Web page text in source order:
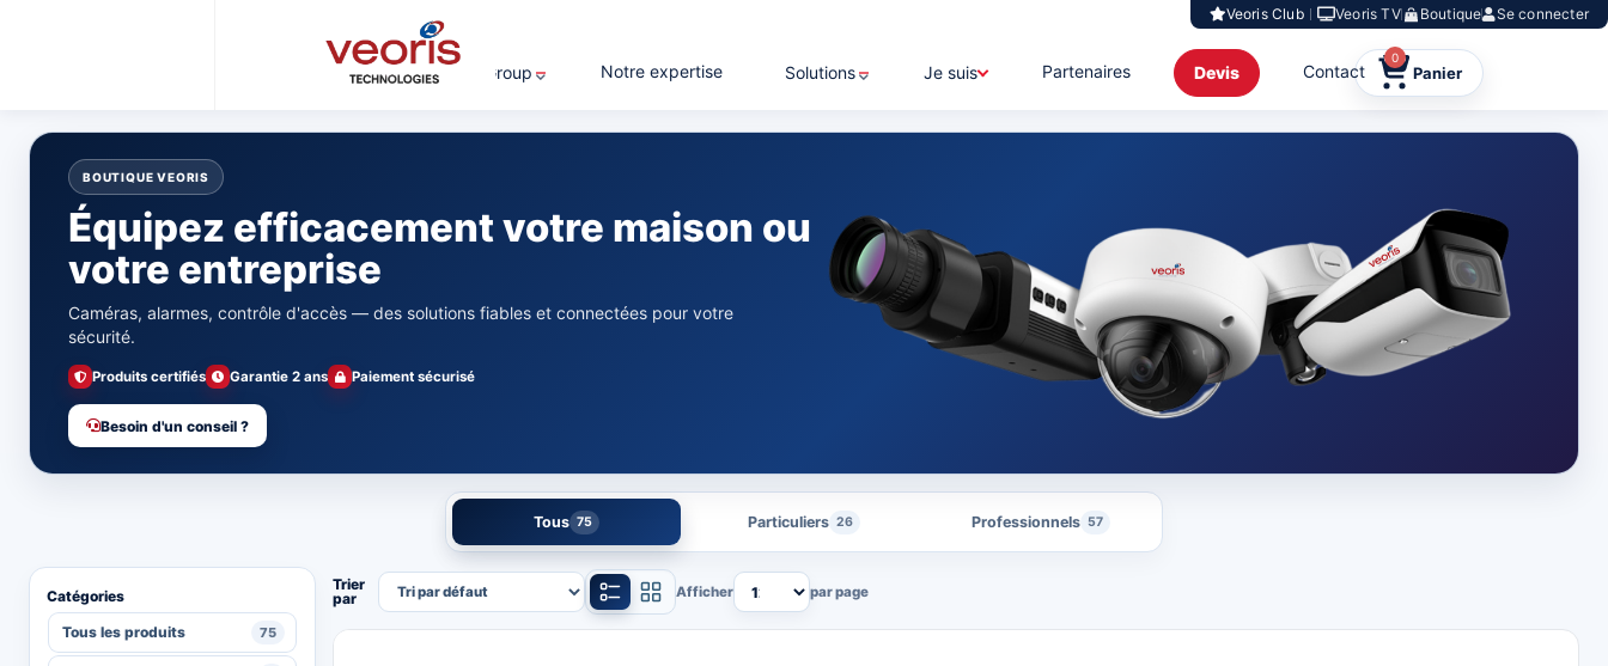
Veoris Club Veoris TV Boutique Se connecter
Veoris Group Notre expertise Solutions Je suis Partenaires Devis Contact
0
BOUTIQUE VEORIS
Équipez efficacement votre maison ou
votre entreprise
Caméras, alarmes, contrôle d'accès — des solutions fiables et connectées pour votre
sécurité.
Produits certifiés Garantie 2 ans Paiement sécurisé
Besoin d'un conseil ?
Tous 75 Particuliers 26 Professionnels 57
Tous les produits 75
11 produits trouvés
Trier
par
Afficher par page